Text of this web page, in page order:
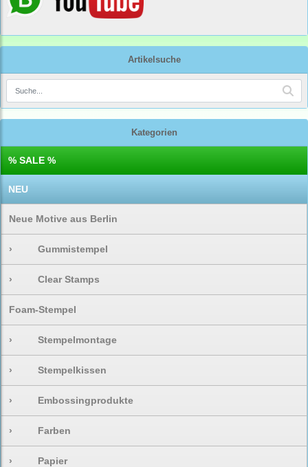
Artikelsuche
Kategorien
% SALE %
NEU
Neue Motive aus Berlin
› Gummistempel
› Clear Stamps
Foam-Stempel
› Stempelmontage
› Stempelkissen
› Embossingprodukte
› Farben
› Papier